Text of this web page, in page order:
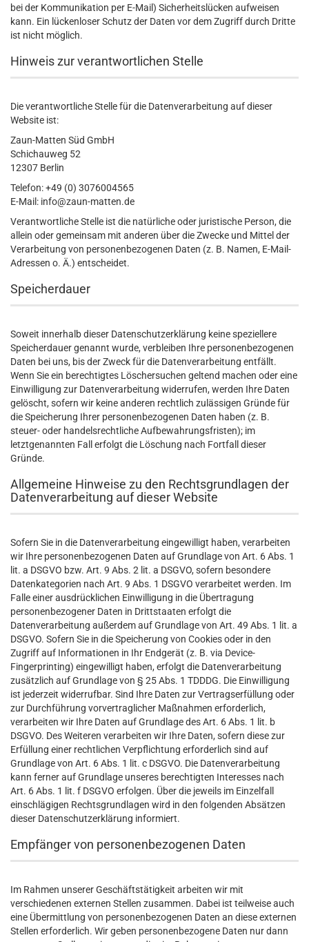
bei der Kommunikation per E-Mail) Sicherheitslücken aufweisen
kann. Ein lückenloser Schutz der Daten vor dem Zugriff durch Dritte
ist nicht möglich.
Hinweis zur verantwortlichen Stelle
Die verantwortliche Stelle für die Datenverarbeitung auf dieser
Website ist:
Zaun-Matten Süd GmbH
Schichauweg 52
12307 Berlin
Telefon: +49 (0) 3076004565
E-Mail: info@zaun-matten.de
Verantwortliche Stelle ist die natürliche oder juristische Person, die
allein oder gemeinsam mit anderen über die Zwecke und Mittel der
Verarbeitung von personenbezogenen Daten (z. B. Namen, E-Mail-
Adressen o. Ä.) entscheidet.
Speicherdauer
Soweit innerhalb dieser Datenschutzerklärung keine speziellere
Speicherdauer genannt wurde, verbleiben Ihre personenbezogenen
Daten bei uns, bis der Zweck für die Datenverarbeitung entfällt.
Wenn Sie ein berechtigtes Löschersuchen geltend machen oder eine
Einwilligung zur Datenverarbeitung widerrufen, werden Ihre Daten
gelöscht, sofern wir keine anderen rechtlich zulässigen Gründe für
die Speicherung Ihrer personenbezogenen Daten haben (z. B.
steuer- oder handelsrechtliche Aufbewahrungsfristen); im
letztgenannten Fall erfolgt die Löschung nach Fortfall dieser
Gründe.
Allgemeine Hinweise zu den Rechtsgrundlagen der
Datenverarbeitung auf dieser Website
Sofern Sie in die Datenverarbeitung eingewilligt haben, verarbeiten
wir Ihre personenbezogenen Daten auf Grundlage von Art. 6 Abs. 1
lit. a DSGVO bzw. Art. 9 Abs. 2 lit. a DSGVO, sofern besondere
Datenkategorien nach Art. 9 Abs. 1 DSGVO verarbeitet werden. Im
Falle einer ausdrücklichen Einwilligung in die Übertragung
personenbezogener Daten in Drittstaaten erfolgt die
Datenverarbeitung außerdem auf Grundlage von Art. 49 Abs. 1 lit. a
DSGVO. Sofern Sie in die Speicherung von Cookies oder in den
Zugriff auf Informationen in Ihr Endgerät (z. B. via Device-
Fingerprinting) eingewilligt haben, erfolgt die Datenverarbeitung
zusätzlich auf Grundlage von § 25 Abs. 1 TDDDG. Die Einwilligung
ist jederzeit widerrufbar. Sind Ihre Daten zur Vertragserfüllung oder
zur Durchführung vorvertraglicher Maßnahmen erforderlich,
verarbeiten wir Ihre Daten auf Grundlage des Art. 6 Abs. 1 lit. b
DSGVO. Des Weiteren verarbeiten wir Ihre Daten, sofern diese zur
Erfüllung einer rechtlichen Verpflichtung erforderlich sind auf
Grundlage von Art. 6 Abs. 1 lit. c DSGVO. Die Datenverarbeitung
kann ferner auf Grundlage unseres berechtigten Interesses nach
Art. 6 Abs. 1 lit. f DSGVO erfolgen. Über die jeweils im Einzelfall
einschlägigen Rechtsgrundlagen wird in den folgenden Absätzen
dieser Datenschutzerklärung informiert.
Empfänger von personenbezogenen Daten
Im Rahmen unserer Geschäftstätigkeit arbeiten wir mit
verschiedenen externen Stellen zusammen. Dabei ist teilweise auch
eine Übermittlung von personenbezogenen Daten an diese externen
Stellen erforderlich. Wir geben personenbezogene Daten nur dann